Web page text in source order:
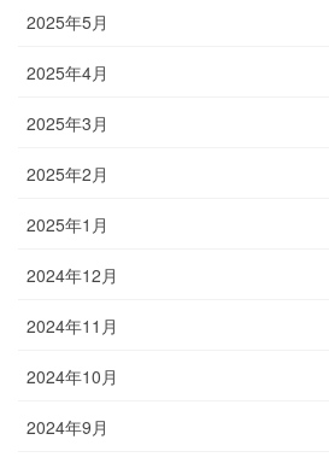
2025年5月
2025年4月
2025年3月
2025年2月
2025年1月
2024年12月
2024年11月
2024年10月
2024年9月